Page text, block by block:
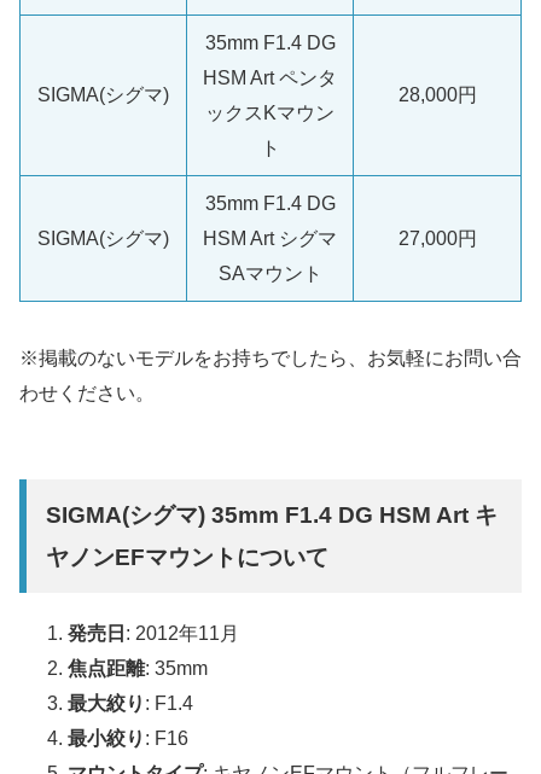
SIGMA(シグマ)
35mm F1.4 DG
HSM Art ペンタ
ックスKマウン
ト
28,000円
SIGMA(シグマ)
35mm F1.4 DG
HSM Art シグマ
SAマウント
27,000円
※掲載のないモデルをお持ちでしたら、お気軽にお問い合
わせください。
SIGMA(シグマ) 35mm F1.4 DG HSM Art キ
ヤノンEFマウントについて
発売日 : 2012年11月
焦点距離: 35mm
最大絞り : F1.4
最小絞り : F16